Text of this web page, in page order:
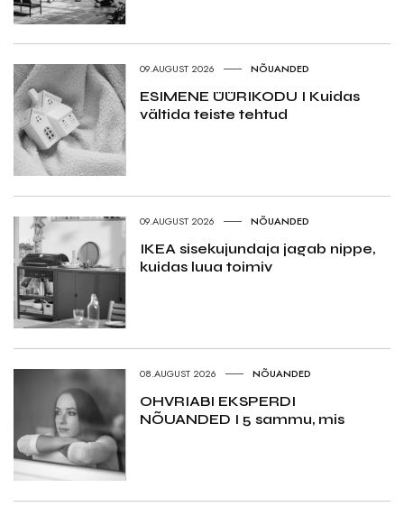
09.AUGUST 2026 NÕUANDED
ESIMENE ÜÜRIKODU I Kuidas
vältida teiste tehtud
09.AUGUST 2026 NÕUANDED
IKEA sisekujundaja jagab nippe,
kuidas luua toimiv
08.AUGUST 2026 NÕUANDED
OHVRIABI EKSPERDI
NÕUANDED I 5 sammu, mis